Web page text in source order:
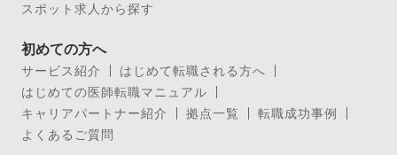
スポット求人から探す
初めての方へ
サービス紹介
はじめて転職される方へ
はじめての医師転職マニュアル
キャリアパートナー紹介
拠点一覧
転職成功事例
よくあるご質問